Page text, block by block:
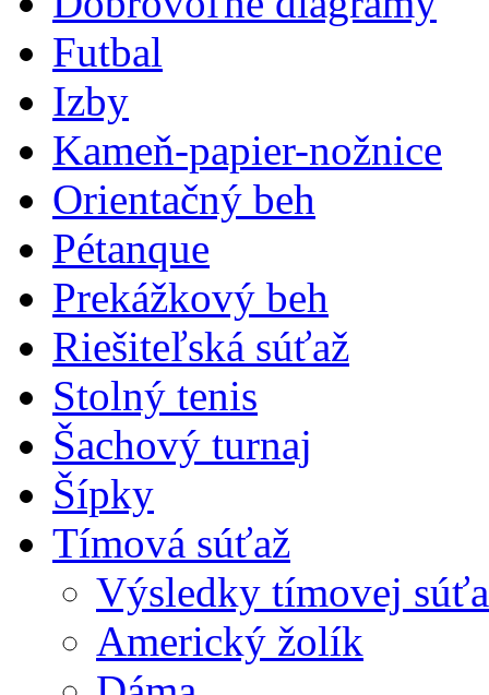
Futbal
Izby
Kameň-papier-nožnice
Orientačný beh
Pétanque
Prekážkový beh
Riešiteľská súťaž
Stolný tenis
Šachový turnaj
Šípky
Tímová súťaž
Výsledky tímovej
Americký žolík